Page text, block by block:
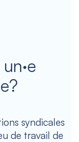
syndicales
de travail de